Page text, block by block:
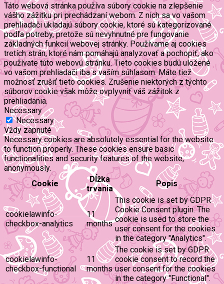
Táto webová stránka používa súbory cookie na zlepšenie
vášho zážitku pri prechádzaní webom. Z nich sa vo vašom
prehliadači ukladajú súbory cookie, ktoré sú kategorizované
podľa potreby, pretože sú nevyhnutné pre fungovanie
základných funkcií webovej stránky. Používame aj cookies
tretích strán, ktoré nám pomáhajú analyzovať a pochopiť, ako
používate túto webovú stránku. Tieto cookies budú uložené
vo vašom prehliadači iba s vaším súhlasom. Máte tiež
možnosť zrušiť tieto cookies. Zrušenie niektorých z týchto
súborov cookie však môže ovplyvniť váš zážitok z
prehliadania.
Necessary
Necessary
Vždy zapnuté
Necessary cookies are absolutely essential for the website
to function properly. These cookies ensure basic
functionalities and security features of the website,
anonymously.
Cookie
Dĺžka
trvania
Popis
cookielawinfo-
checkbox-analytics
11
months
This cookie is set by GDPR
Cookie Consent plugin. The
cookie is used to store the
user consent for the cookies
in the category "Analytics".
cookielawinfo-
checkbox-functional
11
months
The cookie is set by GDPR
cookie consent to record the
user consent for the cookies
in the category "Functional".